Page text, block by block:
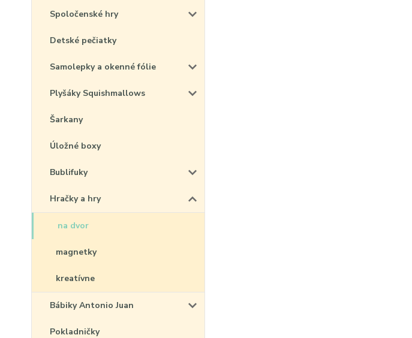
Spoločenské hry
Detské pečiatky
Samolepky a okenné fólie
Plyšáky Squishmallows
Šarkany
Úložné boxy
Bublifuky
Hračky a hry
na dvor
magnetky
kreatívne
Bábiky Antonio Juan
Pokladničky